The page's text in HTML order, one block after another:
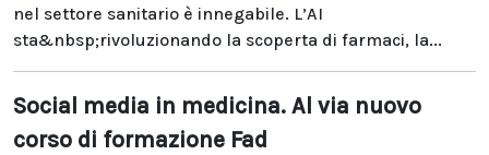
nel settore sanitario è innegabile. L’AI
sta&nbsp;rivoluzionando la scoperta di farmaci, la...
Social media in medicina. Al via nuovo
corso di formazione Fad